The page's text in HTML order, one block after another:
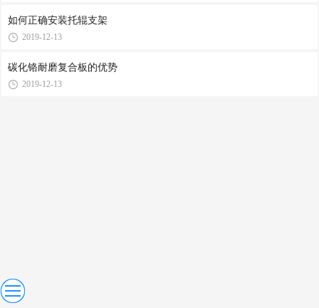
如何正确安装托辊支架
2019-12-13
碳化铬耐磨复合板的优势
2019-12-13